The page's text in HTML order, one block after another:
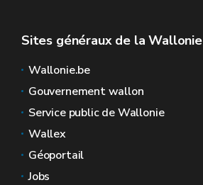
Sites généraux de la Wallonie
Wallonie.be
Gouvernement wallon
Service public de Wallonie
Wallex
Géoportail
Jobs